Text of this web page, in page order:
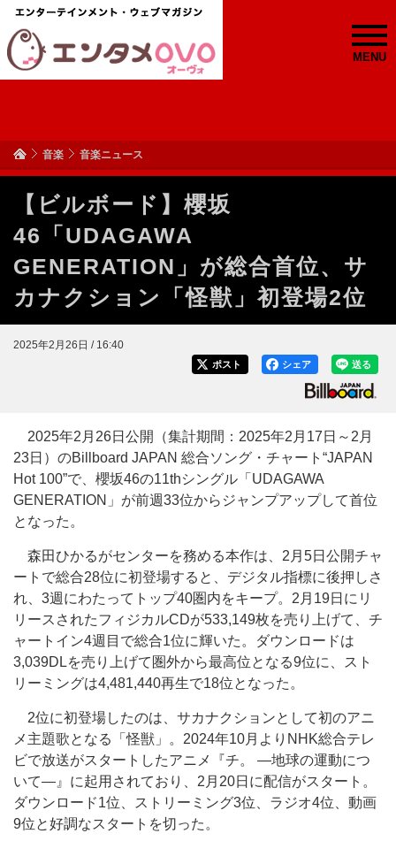
MENU
音楽 音楽ニュース
【ビルボード】櫻坂
46「UDAGAWA
GENERATION」が総合首位、サ
カナクション「怪獣」初登場2位
2025年2月26日 / 16:40
送る
シェア
ポスト
2025年2月26日公開（集計期間：2025年2月17日～2月
23日）のBillboard JAPAN 総合ソング・チャート“JAPAN
Hot 100”で、櫻坂46の11thシングル「UDAGAWA
GENERATION」が前週33位からジャンプアップして首位
となった。
森田ひかるがセンターを務める本作は、2月5日公開チャ
ートで総合28位に初登場すると、デジタル指標に後押しさ
れ、3週にわたってトップ40圏内をキープ。2月19日にリ
リースされたフィジカルCDが533,149枚を売り上げて、チ
ャートイン4週目で総合1位に輝いた。ダウンロードは
3,039DLを売り上げて圏外から最高位となる9位に、スト
リーミングは4,481,440再生で18位となった。
2位に初登場したのは、サカナクションとして初のアニ
メ主題歌となる「怪獣」。2024年10月よりNHK総合テレ
ビで放送がスタートしたアニメ『チ。 ―地球の運動につ
いて―』に起用されており、2月20日に配信がスタート。
ダウンロード1位、ストリーミング3位、ラジオ4位、動画
9位と好調なスタートを切った。